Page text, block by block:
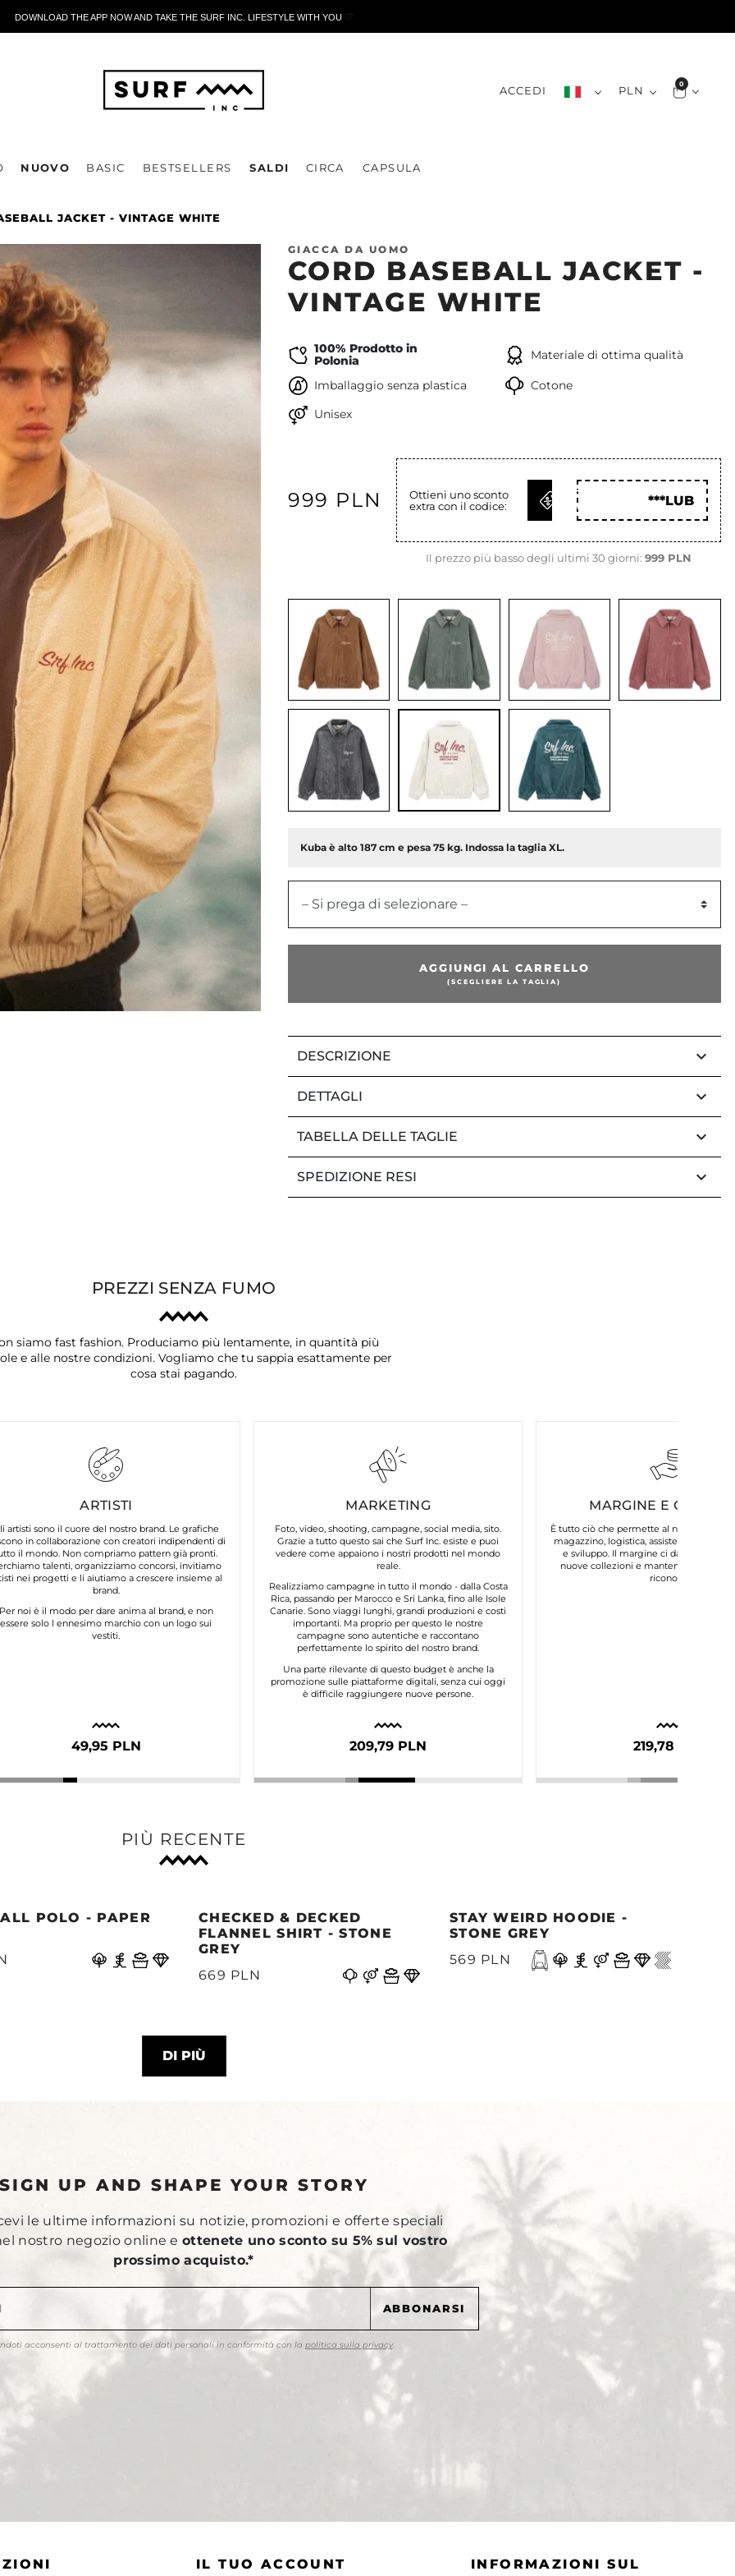
DOWNLOAD THE APP NOW AND TAKE THE SURF INC. LIFESTYLE WITH YOU🤍
ACCEDI PLN 0
NUOVO BASIC BESTSELLERS SALDI CIRCA CAPSULA
JACKET - VINTAGE WHITE
GIACCA DA UOMO
CORD BASEBALL JACKET -
VINTAGE WHITE
100% Prodotto in
Polonia
Materiale di ottima qualità
Imballaggio senza plastica
Cotone
Unisex
999 PLN
Ottieni uno sconto
extra con il codice:
OTTIENI
COD
***LUB
Il prezzo più basso degli ultimi 30 giorni: 999 PLN
Kuba è alto 187 cm e pesa 75 kg. Indossa la taglia XL.
– Si prega di selezionare –
AGGIUNGI AL CARRELLO
(SCEGLIERE LA TAGLIA)
DESCRIZIONE keyboard_arrow_down
DETTAGLI keyboard_arrow_down
TABELLA DELLE TAGLIE keyboard_arrow_down
SPEDIZIONE RESI keyboard_arrow_down
PREZZI SENZA FUMO
siamo fast fashion. Produciamo più lentamente, in quantità più
e alle nostre condizioni. Vogliamo che tu sappia esattamente per
cosa stai pagando.
ARTISTI
artisti sono il cuore del nostro brand. Le grafiche
in collaborazione con creatori indipendenti di
il mondo. Non compriamo pattern già pronti.
talenti, organizziamo concorsi, invitiamo
nei progetti e li aiutiamo a crescere insieme al
brand.
Per noi è il modo per dare anima al brand, e non
essere solo l ennesimo marchio con un logo sui
vestiti.
49,95 PLN
MARKETING
Foto, video, shooting, campagne, social media, sito.
Grazie a tutto questo sai che Surf Inc. esiste e puoi
vedere come appaiono i nostri prodotti nel mondo
reale.
Realizziamo campagne in tutto il mondo - dalla Costa
Rica, passando per Marocco e Sri Lanka, fino alle Isole
Canarie. Sono viaggi lunghi, grandi produzioni e costi
importanti. Ma proprio per questo le nostre
campagne sono autentiche e raccontano
perfettamente lo spirito del nostro brand.
Una parte rilevante di questo budget è anche la
promozione sulle piattaforme digitali, senza cui oggi
è difficile raggiungere nuove persone.
209,79 PLN
MARGINE E COSTI
È tutto ciò che permette al nostro brand
magazzino, logistica, assistenza clienti,
e sviluppo. Il margine ci dà la
nuove collezioni e mantenere la
riconosci.
219,78 PLN
PIÙ RECENTE
POLO - PAPER
CHECKED & DECKED
FLANNEL SHIRT - STONE
GREY
669 PLN
STAY WEIRD HOODIE -
STONE GREY
569 PLN
DI PIÙ
SIGN UP AND SHAPE YOUR STORY
le ultime informazioni su notizie, promozioni e offerte speciali
nostro negozio online eottenete uno sconto su 5% sul vostro
prossimo acquisto.*
acconsenti al trattamento dei dati personali in conformità con la politica sulla privacy.
IL TUO ACCOUNT
INFORMAZIONI SUL